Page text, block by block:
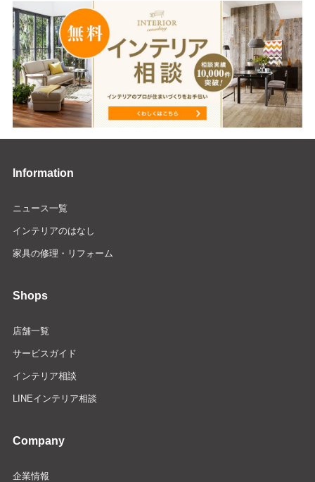
Information
ニュース一覧
インテリアのはなし
家具の修理・リフォーム
Shops
店舗一覧
サービスガイド
インテリア相談
LINEインテリア相談
Company
企業情報